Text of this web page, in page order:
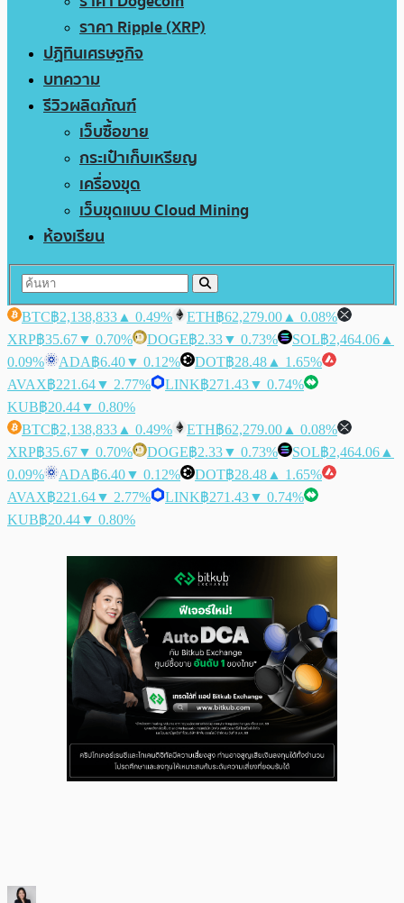
ราคา Ripple (XRP)
ปฏิทินเศรษฐกิจ
บทความ
รีวิวผลิตภัณฑ์
เว็บซื้อขาย
กระเป๋าเก็บเหรียญ
เครื่องขุด
เว็บขุดแบบ Cloud Mining
ห้องเรียน
BTC฿2,138,833 ▲ 0.49% ETH฿62,279.00 ▲ 0.08%
XRP฿35.67▼ 0.70% DOGE฿2.33▼ 0.73% SOL฿2,464.06 ▲
0.09%
ADA฿6.40▼ 0.12% DOT฿28.48 ▲ 1.65%
AVAX฿221.64▼ 2.77% LINK฿271.43▼ 0.74%
KUB฿20.44▼ 0.80%
BTC฿2,138,833 ▲ 0.49% ETH฿62,279.00 ▲ 0.08%
XRP฿35.67▼ 0.70% DOGE฿2.33▼ 0.73% SOL฿2,464.06 ▲
0.09%
ADA฿6.40▼ 0.12% DOT฿28.48 ▲ 1.65%
AVAX฿221.64▼ 2.77% LINK฿271.43▼ 0.74%
KUB฿20.44▼ 0.80%